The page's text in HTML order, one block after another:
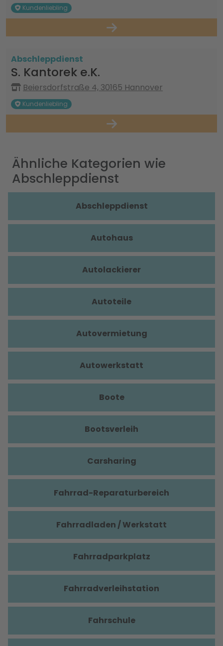
Kundenliebling
Abschleppdienst
S. Kantorek e.K.
Beiersdorfstraße 4, 30165 Hannover
Kundenliebling
Ähnliche Kategorien wie
Abschleppdienst
Abschleppdienst
Autohaus
Autolackierer
Autoteile
Autovermietung
Autowerkstatt
Boote
Bootsverleih
Carsharing
Fahrrad-Reparaturbereich
Fahrradladen / Werkstatt
Fahrradparkplatz
Fahrradverleihstation
Fahrschule